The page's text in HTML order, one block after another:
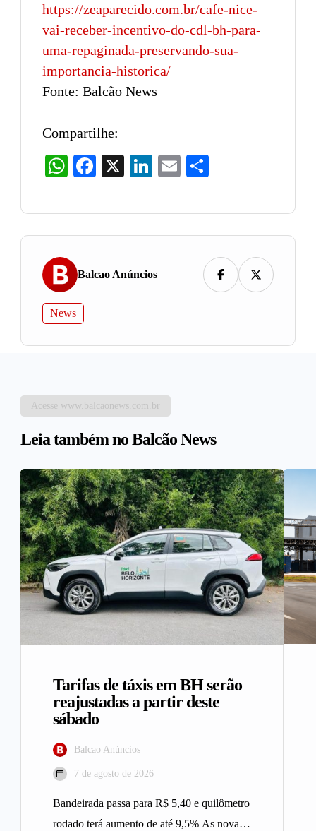
https://zeaparecido.com.br/cafe-nice-
vai-receber-incentivo-do-cdl-bh-para-
uma-repaginada-preservando-sua-
importancia-historica/
Fonte: Balcão News
Compartilhe:
WhatsAppFacebook LinkedIn
Email
Balcao Anúncios
News
Acesse www.balcaonews.com.br
Leia também no Balcão News
Tarifas de táxis em BH serão
reajustadas a partir deste
sábado
Balcao Anúncios
7 de agosto de 2026
Bandeirada passa para R$ 5,40 e quilômetro
rodado terá aumento de até 9,5% As novas